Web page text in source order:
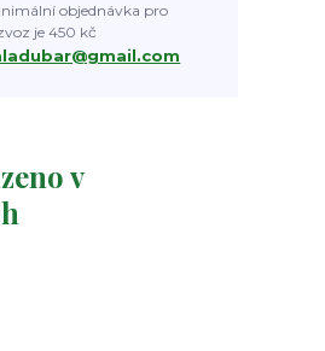
v
objednávka pro
je 450 kč